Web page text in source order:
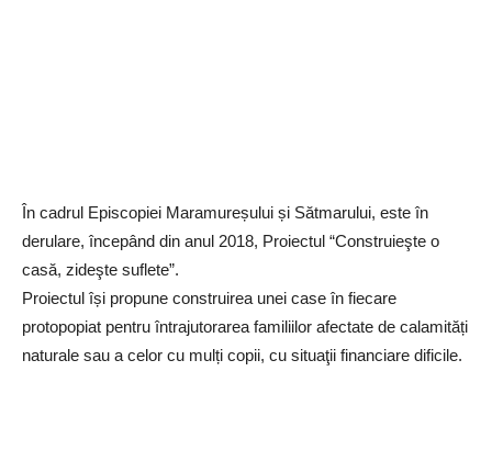
În cadrul Episcopiei Maramureșului și Sătmarului, este în
derulare, începând din anul 2018, Proiectul “Construieşte o
casă, zideşte suflete”.
Proiectul își propune construirea unei case în fiecare
protopopiat pentru întrajutorarea familiilor afectate de calamități
naturale sau a celor cu mulți copii, cu situaţii financiare dificile.